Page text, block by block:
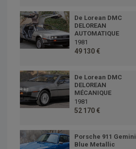
De Lorean DMC
DELOREAN
AUTOMATIQUE
1981
49 130 €
De Lorean DMC
DELOREAN
MÉCANIQUE
1981
52 170 €
Porsche 911 Gemini
Blue Metallic